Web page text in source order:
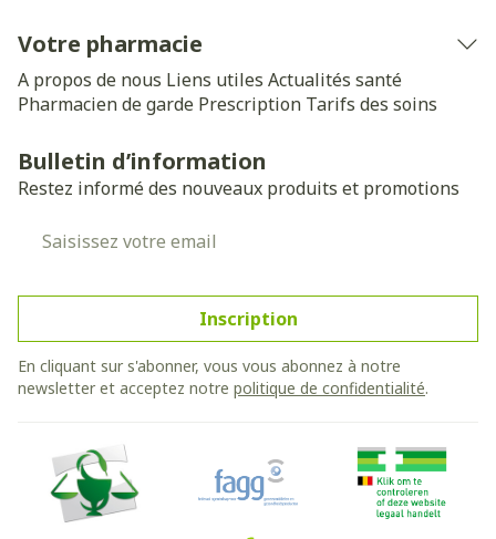
Votre pharmacie
A propos de nous Liens utiles Actualités santé
Pharmacien de garde Prescription Tarifs des soins
Bulletin d’information
Restez informé des nouveaux produits et promotions
Inscription
En cliquant sur s'abonner, vous vous abonnez à notre
newsletter et acceptez notre politique de confidentialité.